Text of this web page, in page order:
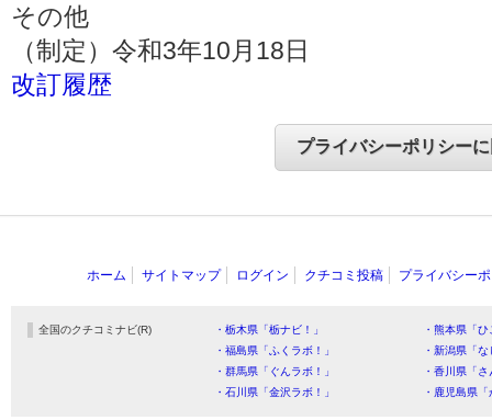
その他
（制定）令和3年10月18日
改訂履歴
ホーム サイトマップ ログイン クチコミ投稿 プライバシー
全国のクチコミナビ(R) ・栃木県「栃ナビ！」
・熊本県「
・福島県「ふくラボ！」
・新潟県「
・群馬県「ぐんラボ！」
・香川県「
・石川県「金沢ラボ！」
・鹿児島県